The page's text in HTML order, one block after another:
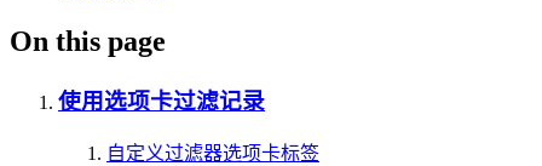
On this page
使用选项卡过滤记录
自定义过滤器选项卡标签